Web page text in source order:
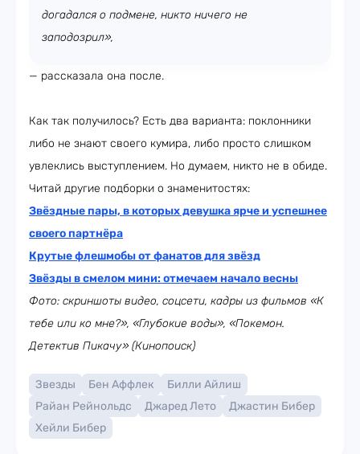
догадался о подмене, никто ничего не
заподозрил»,
— рассказала она после.
Как так получилось? Есть два варианта: поклонники
либо не знают своего кумира, либо просто слишком
увлеклись выступлением. Но думаем, никто не в обиде.
Читай другие подборки о знаменитостях:
Звёздные пары, в которых девушка ярче и успешнее
своего партнёра
Крутые флешмобы от фанатов для звёзд
Звёзды в смелом мини: отмечаем начало весны
Фото: скриншоты видео, соцсети, кадры из фильмов «К
тебе или ко мне?», «Глубокие воды», «Покемон.
Детектив Пикачу» (Кинопоиск)
Звезды Бен Аффлек
Билли Айлиш
Райан Рейнольдс
Джаред Лето
Джастин Бибер
Хейли Бибер